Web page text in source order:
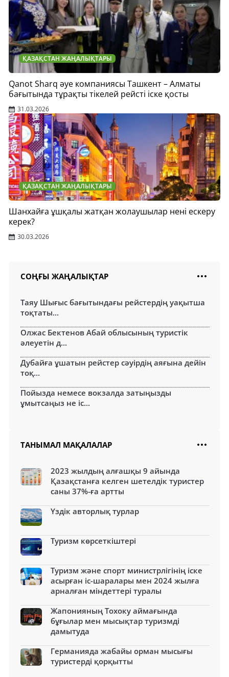
ҚАЗАҚСТАН ЖАҢАЛЫҚТАРЫ
Qanot Sharq әуе компаниясы Ташкент – Алматы
бағытында тұрақты тікелей рейсті іске қосты
31.03.2026
ҚАЗАҚСТАН ЖАҢАЛЫҚТАРЫ
Шанхайға ұшқалы жатқан жолаушылар нені ескеру
керек?
30.03.2026
СОҢҒЫ ЖАҢАЛЫҚТАР
Таяу Шығыс бағытындағы рейстердің уақытша
тоқтаты...
Олжас Бектенов Абай облысының туристік
әлеуетін д...
Дубайға ұшатын рейстер сәуірдің аяғына дейін
тоқ...
Пойызда немесе вокзалда затыңызды
ұмытсаңыз не іс...
ТАНЫМАЛ МАҚАЛАЛАР
2023 жылдың алғашқы 9 айында
Қазақстанға келген шетелдік туристер
саны 37%-ға артты
Үздік авторлық турлар
Туризм көрсеткіштері
Туризм және спорт министрлігінің іске
асырған іс-шаралары мен 2024 жылға
арналған міндеттері туралы
Жапонияның Тохоку аймағында
бұғылар мен мысықтар туризмді
дамытуда
Германияда жабайы орман мысығы
туристерді қорқытты